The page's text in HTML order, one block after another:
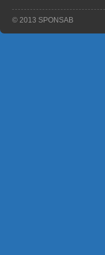
© 2013 SPONSAB